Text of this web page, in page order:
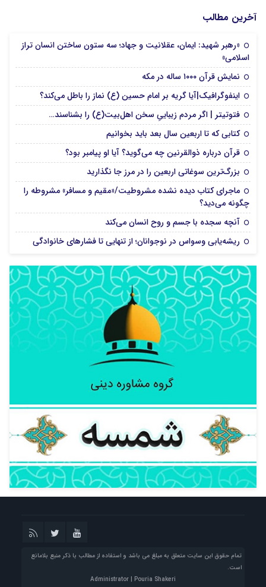
آخرین مطالب
«رهبر شهید: ایمان، عقلانیت و جهاد؛ سه ستون ساختن انسان تراز
اسلامی»
نمایش قرآن ۱۰۰۰ ساله در مکه
اینفوگرافیک|آیا گریه بر امام حسین (ع) نماز را باطل می‌کند؟
فتوتیتر | اگر مردم زیباییِ سخن اهل‌بیت(ع) را بشناسند…
کتابی که تا اربعین سال بعد باید بخوانیم
قرآن درباره ذوالقرنین چه می‌گوید؟ آیا او پیامبر بود؟
بزرگ‌ترین سوغاتی اربعین را در مرز جا نگذارید
ماجرای کتاب دیده نشده مشروطیت/«مقیم و مسافر» مشروطه را
چگونه می‌دید؟
آنچه سجده با جسم و روح انسان می‌کند
ریشه‌یابی وسواس در نوجوانان؛ از تنهایی تا فشارهای خانوادگی
تمام حقوق این سایت متعلق به مبلغ می باشد و استفاده از مطالب با ذکر منبع بلامانع
است.
Administrator | Pouria Shakeri